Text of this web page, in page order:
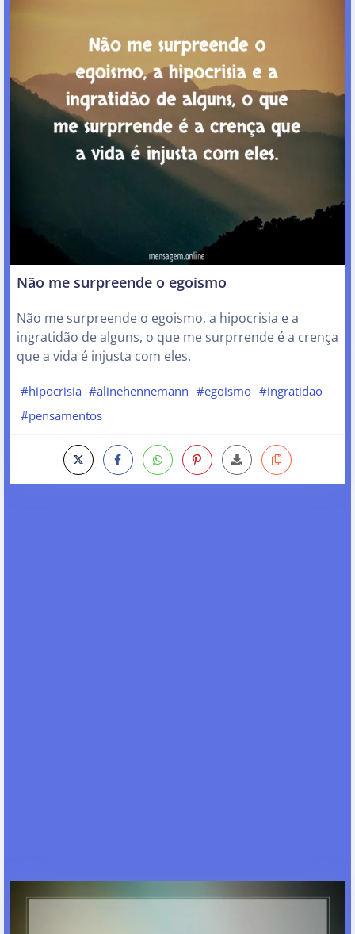
Não me surpreende o egoismo
Não me surpreende o egoismo, a hipocrisia e a
ingratidão de alguns, o que me surprrende é a crença
que a vida é injusta com eles.
#hipocrisia #alinehennemann #egoismo #ingratidao
#pensamentos